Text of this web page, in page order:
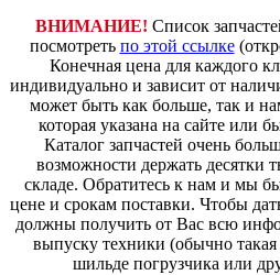
ВНИМАНИЕ! Список
посмотреть по этой ссылке
Конечная цена для каждого
индивидуально и зависит от
может быть как больше, так и
которая указана на сайте или
Каталог запчастей очень
возможности держать десятки
складе. Обратитесь к нам и мы
цене и срокам поставки. Чтобы
должны получить от Вас всю
выпуску техники (обычно
шильде погрузчика или